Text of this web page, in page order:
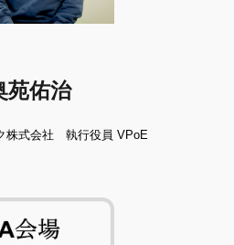
苑佑治
株式会社　執行役員 VPoE